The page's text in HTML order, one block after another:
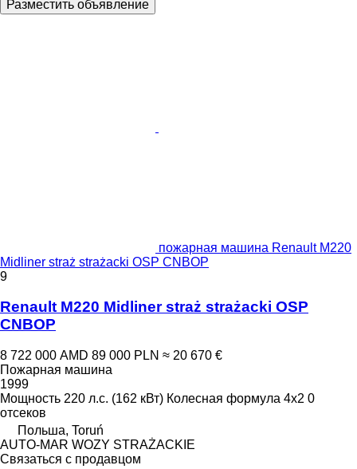
Разместить объявление
пожарная машина Renault M220
Midliner straż strażacki OSP CNBOP
9
Renault M220 Midliner straż strażacki OSP
CNBOP
8 722 000 AMD 89 000 PLN ≈ 20 670 €
Пожарная машина
1999
Мощность 220 л.с. (162 кВт) Колесная формула 4x2 0
отсеков
Польша, Toruń
AUTO-MAR WOZY STRAŻACKIE
Связаться с продавцом